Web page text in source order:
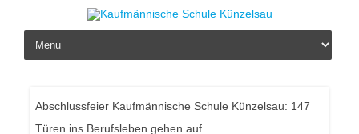
Skip to content
Abschlussfeier Kaufmännische Schule Künzelsau: 147
Türen ins Berufsleben gehen auf